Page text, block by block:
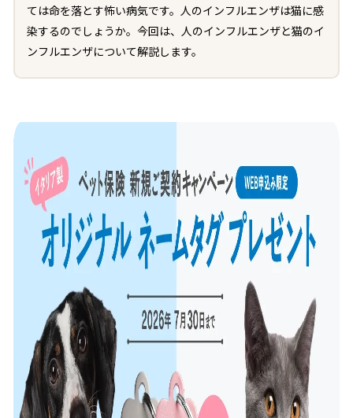
ては命を落とす怖い病気です。人のインフルエンザは猫に感
染するのでしょうか。今回は、人のインフルエンザと猫のイ
ンフルエンザについて解説します。